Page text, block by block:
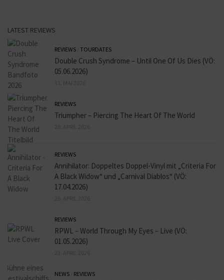
LATEST REVIEWS
REVIEWS TOURDATES
Double Crush Syndrome – Until One Of Us Dies (VÖ:
05.06.2026)
REVIEWS
Triumpher – Piercing The Heart Of The World
REVIEWS
Annihilator: Doppeltes Doppel-Vinyl mit „Criteria For
A Black Widow“ und „Carnival Diablos“ (VÖ:
17.04.2026)
REVIEWS
RPWL – World Through My Eyes – Live (VÖ:
01.05.2026)
NEWS REVIEWS